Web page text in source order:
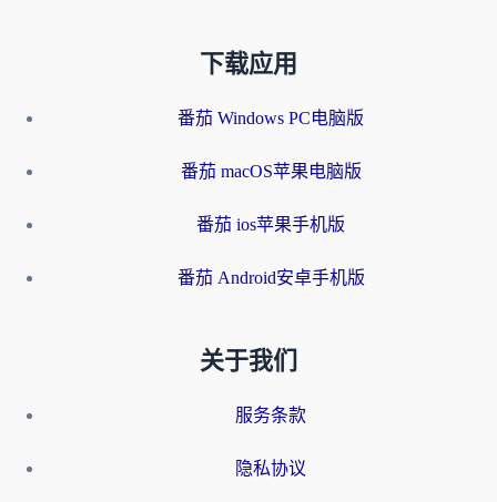
下载应用
番茄 Windows PC电脑版
番茄 macOS苹果电脑版
番茄 ios苹果手机版
番茄 Android安卓手机版
关于我们
服务条款
隐私协议